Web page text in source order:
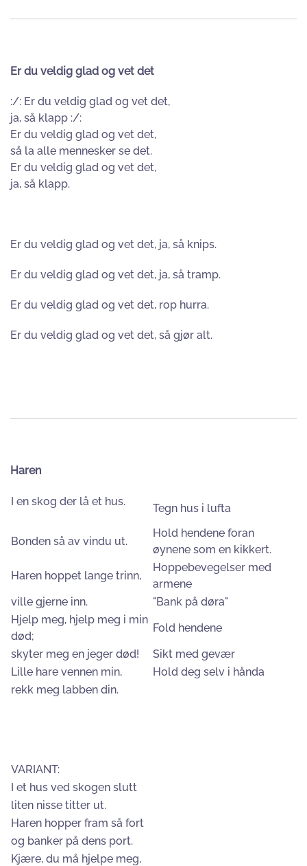
Er du veldig glad og vet det
:/: Er du veldig glad og vet det,
ja, så klapp :/:
Er du veldig glad og vet det,
så la alle mennesker se det.
Er du veldig glad og vet det,
ja, så klapp.
Er du veldig glad og vet det, ja, så knips.
Er du veldig glad og vet det, ja, så tramp.
Er du veldig glad og vet det, rop hurra.
Er du veldig glad og vet det, så gjør alt.
Haren
I en skog der lå et hus.
Tegn hus i lufta
Bonden så av vindu ut.
Hold hendene foran
øynene som en kikkert.
Haren hoppet lange trinn,
Hoppebevegelser med
armene
ville gjerne inn.
"Bank på døra"
Hjelp meg, hjelp meg i min
død;
Fold hendene
skyter meg en jeger død!
Sikt med gevær
Lille hare vennen min,
Hold deg selv i hånda
rekk meg labben din.
VARIANT:
I et hus ved skogen slutt
liten nisse titter ut.
Haren hopper fram så fort
og banker på dens port.
Kjære, du må hjelpe meg,